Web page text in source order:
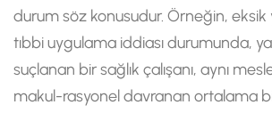
durum söz konusudur. Örneğin, eksik
tıbbi uygulama iddiası durumunda,
suçlanan bir sağlık çalışanı, aynı
makul-rasyonel davranan ortalama bir